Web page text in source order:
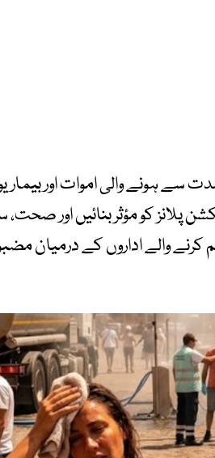
سے ہونے والی اموات اور
پلانز کو مؤثر بنائیں اور
والے اداروں کے درمیان